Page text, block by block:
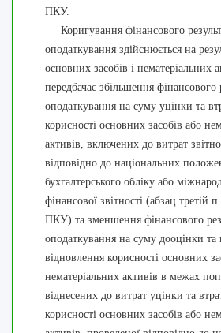
ПКУ.
Коригування фінансового
оподаткування здійснюється на
основних засобів і нематеріальних
передбачає збільшення фінансового
оподаткування на суму уцінки та
корисності основних засобів або
активів, включених до витрат
відповідно до національних
бухгалтерського обліку або
фінансової звітності (абзац третій
ПКУ) та зменшення фінансового
оподаткування на суму дооцінки та
відновлення корисності основних
нематеріальних активів в межах
віднесених до витрат уцінки та
корисності основних засобів або